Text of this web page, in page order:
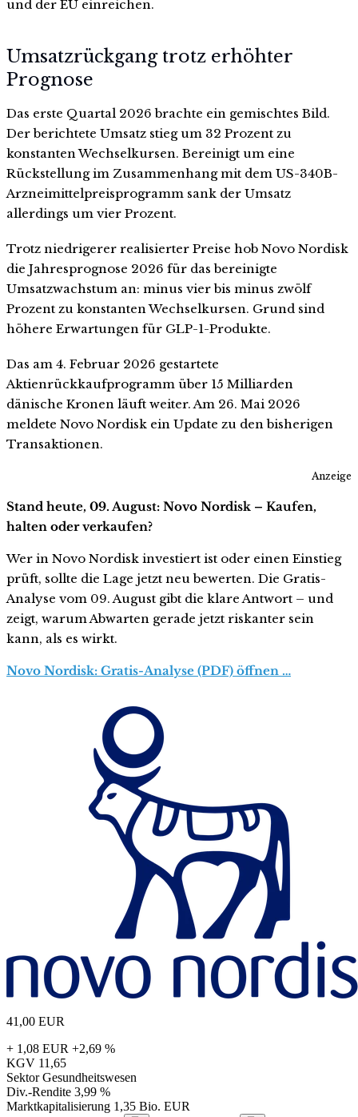
und der EU einreichen.
Umsatzrückgang trotz erhöhter
Prognose
Das erste Quartal 2026 brachte ein gemischtes Bild.
Der berichtete Umsatz stieg um 32 Prozent zu
konstanten Wechselkursen. Bereinigt um eine
Rückstellung im Zusammenhang mit dem US-340B-
Arzneimittelpreisprogramm sank der Umsatz
allerdings um vier Prozent.
Trotz niedrigerer realisierter Preise hob Novo Nordisk
die Jahresprognose 2026 für das bereinigte
Umsatzwachstum an: minus vier bis minus zwölf
Prozent zu konstanten Wechselkursen. Grund sind
höhere Erwartungen für GLP-1-Produkte.
Das am 4. Februar 2026 gestartete
Aktienrückkaufprogramm über 15 Milliarden
dänische Kronen läuft weiter. Am 26. Mai 2026
meldete Novo Nordisk ein Update zu den bisherigen
Transaktionen.
Anzeige
Stand heute, 09. August: Novo Nordisk – Kaufen,
halten oder verkaufen?
Wer in Novo Nordisk investiert ist oder einen Einstieg
prüft, sollte die Lage jetzt neu bewerten. Die Gratis-
Analyse vom 09. August gibt die klare Antwort – und
zeigt, warum Abwarten gerade jetzt riskanter sein
kann, als es wirkt.
Novo Nordisk: Gratis-Analyse (PDF) öffnen …
41,00 EUR
+ 1,08 EUR +2,69 %
KGV 11,65
Sektor Gesundheitswesen
Div.-Rendite 3,99 %
Marktkapitalisierung 1,35 Bio. EUR